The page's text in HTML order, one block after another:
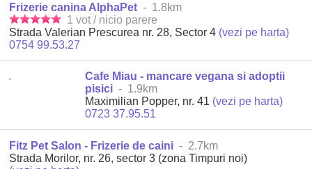
Frizerie canina AlphaPet - 1.8km
1 vot / nicio parere
Strada Valerian Prescurea nr. 28, Sector 4 (vezi pe harta)
0754 99.53.27
Cafe Miau - mancare vegana si adoptii
pisici - 1.9km
Maximilian Popper, nr. 41 (vezi pe harta)
0723 37.95.51
Fitz Pet Salon - Frizerie de caini - 2.7km
Strada Morilor, nr. 26, sector 3 (zona Timpuri noi)